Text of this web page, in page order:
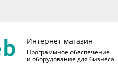
Интернет-магазин
Программное обеспечение
и оборудование для бизнеса